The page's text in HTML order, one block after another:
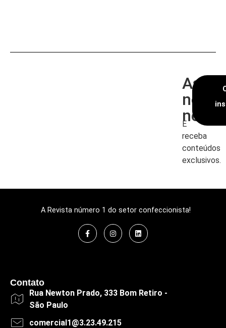
nossa
E
receba
conteúdos
exclusivos.
A Revista número 1 do setor confeccionista!
Contato
Rua Newton Prado, 333 Bom Retiro -
São Paulo
comercial1@3.23.49.215